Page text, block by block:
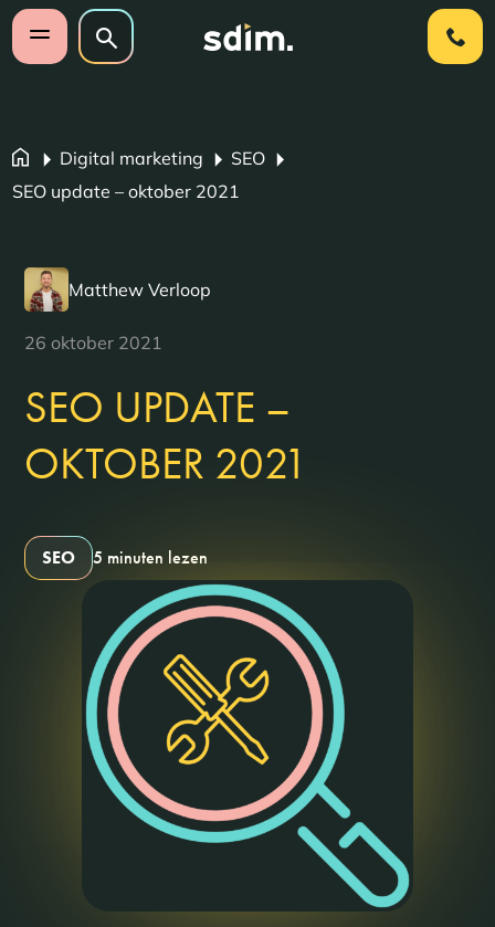
Navigatie overslaan
Open mobiel menu
Zoeken op website
Zoeken
Digital marketing
SEO
SEO update – oktober 2021
Matthew Verloop
26 oktober 2021
SEO UPDATE –
OKTOBER 2021
SEO 5 minuten lezen